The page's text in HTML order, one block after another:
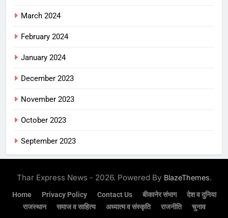
March 2024
February 2024
January 2024
December 2023
November 2023
October 2023
September 2023
Thar Express News - 2026. Powered By BlazeThemes.
Home Privacy Policy Contact Us बीकानेर संभाग
देश व दुनिया
राजस्थान
समाज व साहित्य अध्यात्म व संस्कृति राजनीति चुनाव